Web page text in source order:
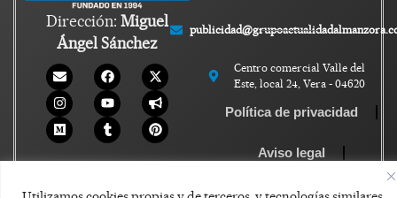
Dirección: Miguel
Ángel Sánchez
Centro comercial Valle del
Este, local 24, Vera - 04620
Política de privacidad
Aviso legal
Política de Cookies